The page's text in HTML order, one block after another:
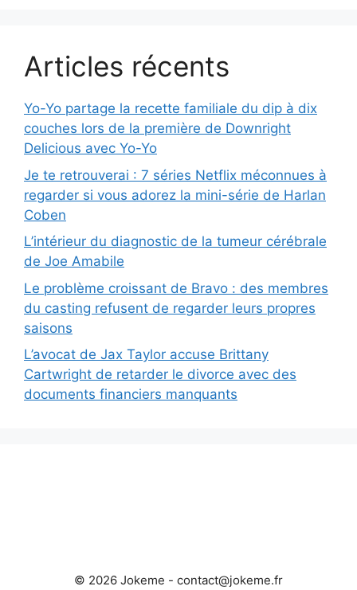
Articles récents
Yo-Yo partage la recette familiale du dip à dix
couches lors de la première de Downright
Delicious avec Yo-Yo
Je te retrouverai : 7 séries Netflix méconnues à
regarder si vous adorez la mini-série de Harlan
Coben
L’intérieur du diagnostic de la tumeur cérébrale
de Joe Amabile
Le problème croissant de Bravo : des membres
du casting refusent de regarder leurs propres
saisons
L’avocat de Jax Taylor accuse Brittany
Cartwright de retarder le divorce avec des
documents financiers manquants
© 2026 Jokeme - contact@jokeme.fr